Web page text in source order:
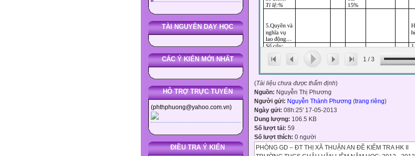
TÀI NGUYÊN DẠY HỌC
CÁC Ý KIẾN MỚI NHẤT
HỖ TRỢ TRỰC TUYẾN
(phthphuong@yahoo.com.vn)
ĐIỀU TRA Ý KIẾN
1 /3
(Tài liệu chưa được thẩm định)
Nguồn: Nguyễn Thị Phương
Người gửi: Nguyễn Thành Phương (trang riêng)
Ngày gửi: 08h:25' 17-05-2013
Dung lượng: 106.5 KB
Số lượt tải: 59
Số lượt thích: 0 người
PHÒNG GD – ĐT THỊ XÃ THUẬN AN ĐỀ KIỂM TRA HK II